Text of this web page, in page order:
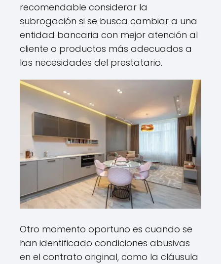
recomendable considerar la
subrogación si se busca cambiar a una
entidad bancaria con mejor atención al
cliente o productos más adecuados a
las necesidades del prestatario.
Otro momento oportuno es cuando se
han identificado condiciones abusivas
en el contrato original, como la cláusula